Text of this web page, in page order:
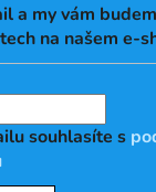
a my vám
na našem e-
souhlasíte s